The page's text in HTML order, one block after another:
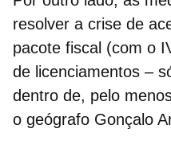
resolver a crise de
pacote fiscal (com o
de licenciamentos –
dentro de, pelo
o geógrafo Gonçalo